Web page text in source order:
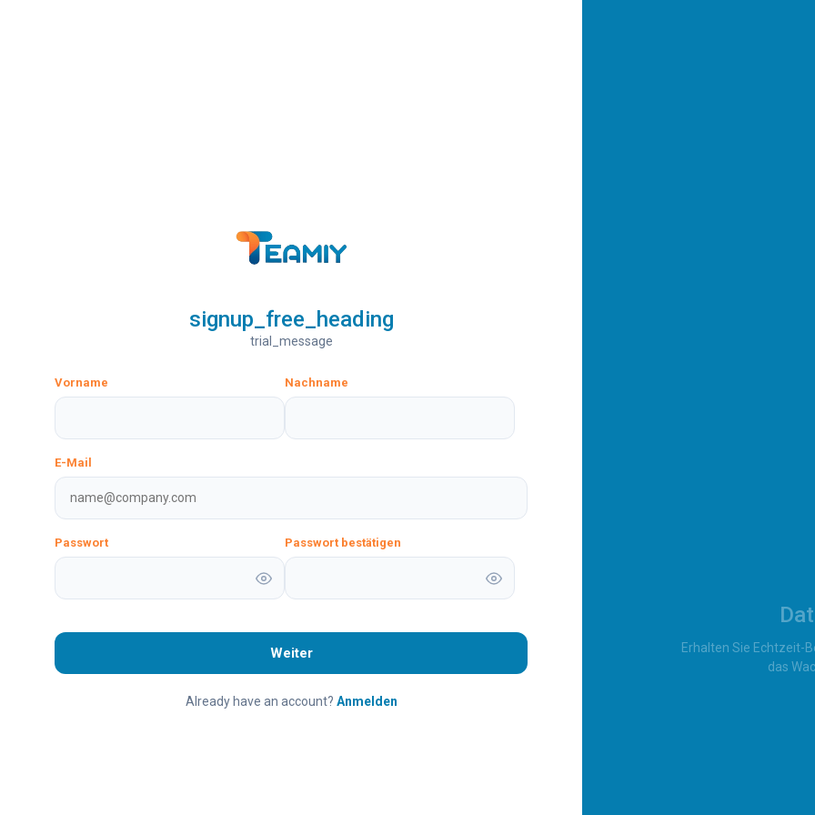
signup_free_heading
trial_message
Vorname Nachname
E-Mail
Passwort Passwort bestätigen
Weiter
Already have an account? Anmelden
Erhalten Sie Echtzeit-
das